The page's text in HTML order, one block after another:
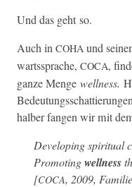
Und das geht so.
Auch in COHA und
wartssprache, COCA,
ganze Menge well­ness.
hal­ber fan­gen wir mit
Devel­op­ing spir­i­tu­al
Pro­mot­ingwell­ness
[COCA, 2009,